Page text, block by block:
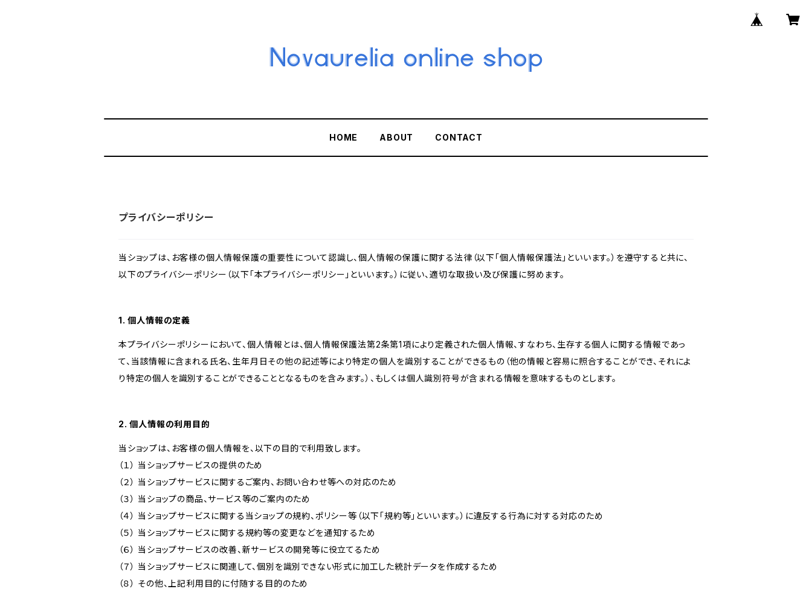
HOME ABOUT CONTACT
プライバシーポリシー
当ショップは、お客様の個人情報保護の重要性について認識し、個人情報の保護に関する法律（以下「個人情報保護法」といいます。）を遵守すると共に、
以下のプライバシーポリシー（以下「本プライバシーポリシー」といいます。）に従い、適切な取扱い及び保護に努めます。
1. 個人情報の定義
本プライバシーポリシーにおいて、個人情報とは、個人情報保護法第2条第1項により定義された個人情報、すなわち、生存する個人に関する情報であっ
て、当該情報に含まれる氏名、生年月日その他の記述等により特定の個人を識別することができるもの（他の情報と容易に照合することができ、それによ
り特定の個人を識別することができることとなるものを含みます。）、もしくは個人識別符号が含まれる情報を意味するものとします。
2. 個人情報の利用目的
当ショップは、お客様の個人情報を、以下の目的で利用致します。
（１） 当ショップサービスの提供のため
（２） 当ショップサービスに関するご案内、お問い合わせ等への対応のため
（３） 当ショップの商品、サービス等のご案内のため
（４） 当ショップサービスに関する当ショップの規約、ポリシー等（以下「規約等」といいます。）に違反する行為に対する対応のため
（５） 当ショップサービスに関する規約等の変更などを通知するため
（６） 当ショップサービスの改善、新サービスの開発等に役立てるため
（７） 当ショップサービスに関連して、個別を識別できない形式に加工した統計データを作成するため
（８） その他、上記利用目的に付随する目的のため